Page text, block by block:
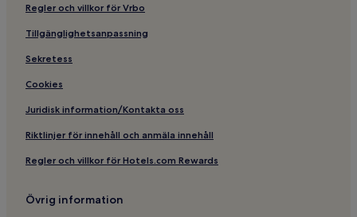
Regler och villkor för Vrbo
Tillgänglighetsanpassning
Sekretess
Cookies
Juridisk information/Kontakta oss
Riktlinjer för innehåll och anmäla innehåll
Regler och villkor för Hotels.com Rewards
Övrig information